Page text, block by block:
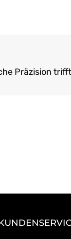
Präzision